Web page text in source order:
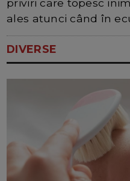
priviri care topesc
ales atunci când în
DIVERSE